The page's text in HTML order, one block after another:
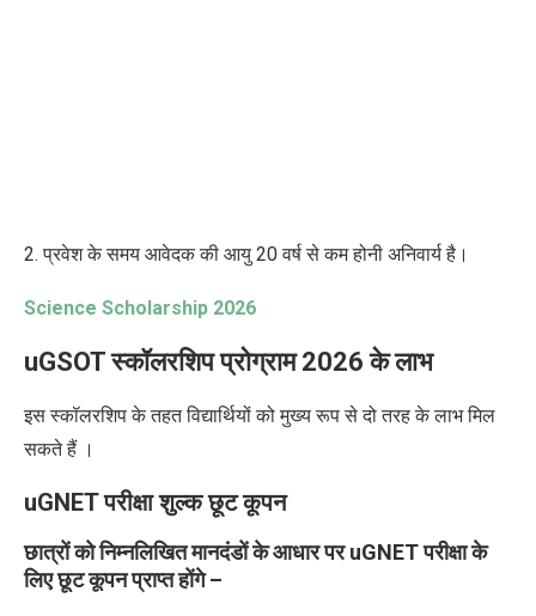
2. प्रवेश के समय आवेदक की आयु 20 वर्ष से कम होनी अनिवार्य है।
Science Scholarship 2026
uGSOT स्कॉलरशिप प्रोग्राम 2026 के लाभ
इस स्कॉलरशिप के तहत विद्यार्थियों को मुख्य रूप से दो तरह के लाभ मिल
सकते हैं ।
uGNET परीक्षा शुल्क छूट कूपन
छात्रों को निम्नलिखित मानदंडों के आधार पर uGNET परीक्षा के
लिए छूट कूपन प्राप्त होंगे –